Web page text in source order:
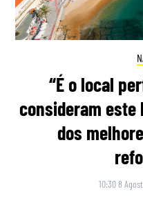
“É o local
consideram este
dos
10:30 8